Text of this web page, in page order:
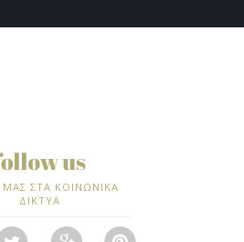
ΜΑΣ ΣΤΑ ΚΟΙΝΩΝΙΚΑ
ΔΙΚΤΥΑ